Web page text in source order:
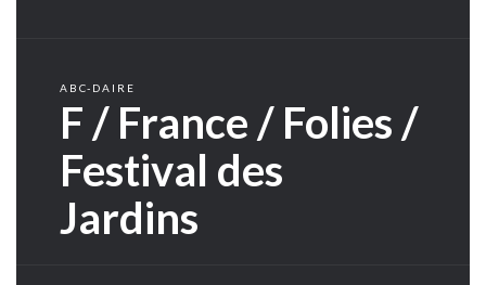
ABC-DAIRE
F / France / Folies /
Festival des
Jardins